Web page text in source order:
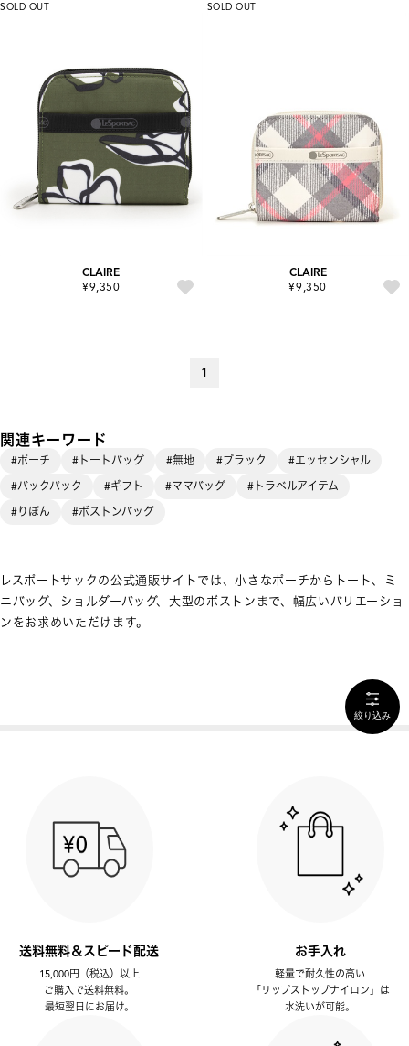
SOLD OUT
CLAIRE
¥9,350
SOLD OUT
CLAIRE
¥9,350
1
関連キーワード
#ポーチ #トートバッグ #無地 #ブラック
#エッセンシャル
#バックパック
#ギフト #ママバッグ
#トラベルアイテム
#りぼん
#ボストンバッグ
レスポートサックの公式通販サイトでは、小さなポーチからトート、ミ
ニバッグ、ショルダーバッグ、大型のボストンまで、幅広いバリエーショ
ンをお求めいただけます。
絞り込み
送料無料＆スピード配送
15,000円（税込）以上
ご購入で送料無料。
最短翌日にお届け。
お手入れ
軽量で耐久性の高い
「リップストップナイロン」は
水洗いが可能。